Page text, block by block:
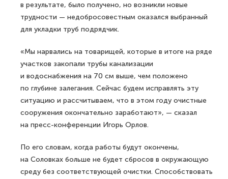
в результате, было получено, но возникли новые
трудности — недобросовестным оказался выбранный
для укладки труб подрядчик.
«Мы нарвались на товарищей, которые в итоге на ряде
участков закопали трубы канализации
и водоснабжения на 70 см выше, чем положено
по глубине залегания. Сейчас будем исправлять эту
ситуацию и рассчитываем, что в этом году очистные
сооружения окончательно заработают», — сказал
на пресс-конференции Игорь Орлов.
По его словам, когда работы будут окончены,
на Соловках больше не будет сбросов в окружающую
среду без соответствующей очистки. Способствовать